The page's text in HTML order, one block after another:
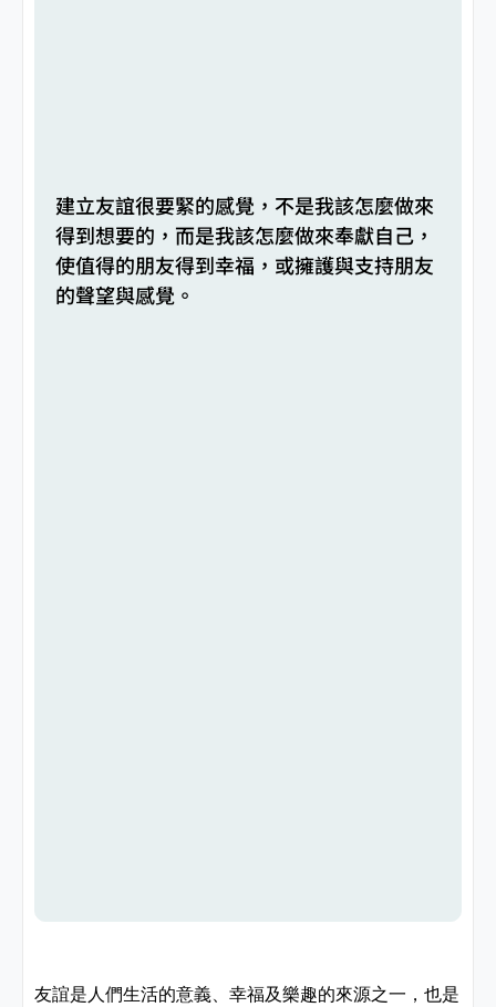
建立友誼很要緊的感覺，不是我該怎麼做來
得到想要的，而是我該怎麼做來奉獻自己，
使值得的朋友得到幸福，或擁護與支持朋友
的聲望與感覺。
友誼是人們生活的意義、幸福及樂趣的來源之一 ，也是